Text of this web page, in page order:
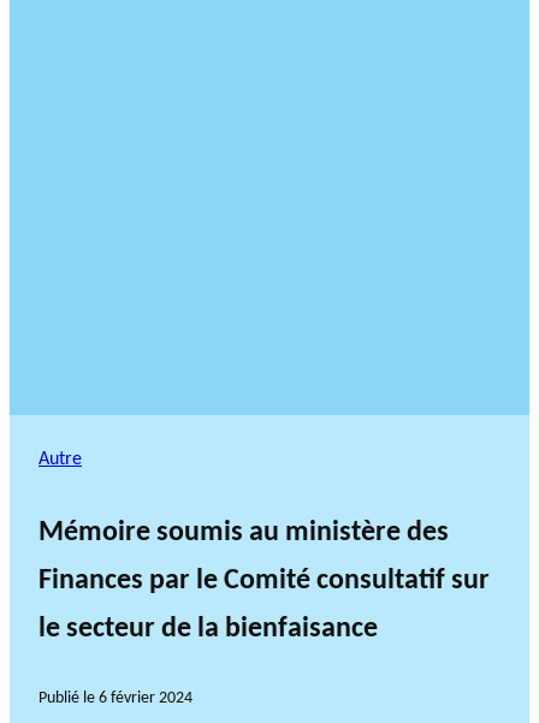
Autre
Mémoire soumis au ministère des
Finances par le Comité consultatif sur
le secteur de la bienfaisance
Publié le 6 février 2024